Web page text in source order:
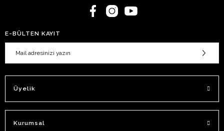
E-BÜLTEN KAYIT
Üyelik
Kurumsal